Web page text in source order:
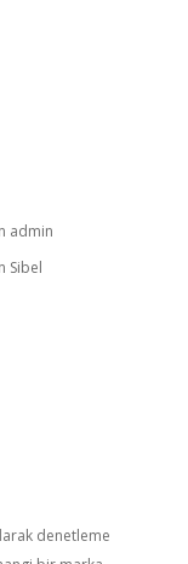
admin
Sibel
denetleme